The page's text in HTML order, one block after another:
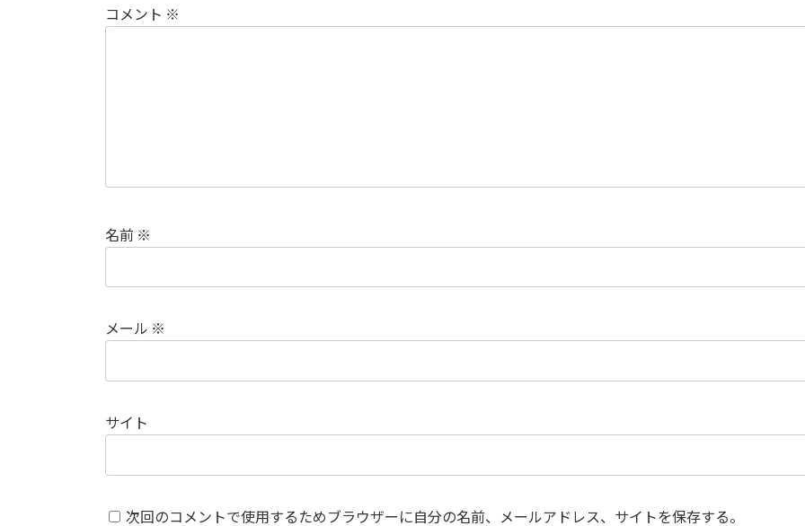
コメント ※
名前 ※
メール ※
サイト
次回のコメントで使用するためブラウザーに自分の名前、メールアドレス、サイトを保存する。